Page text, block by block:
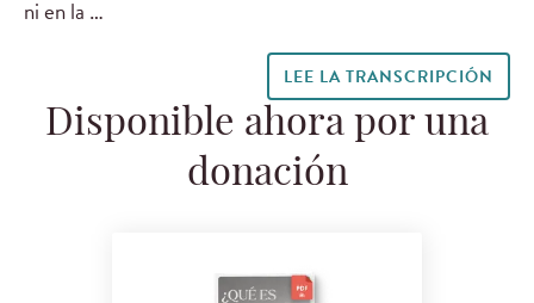
ni en la …
LEE LA TRANSCRIPCIÓN
Disponible ahora por una
donación